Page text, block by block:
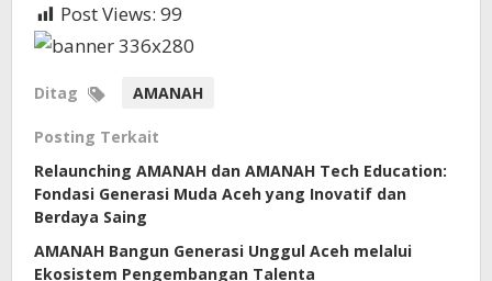
Post Views: 99
Ditag AMANAH
Posting Terkait
Relaunching AMANAH dan AMANAH Tech Education:
Fondasi Generasi Muda Aceh yang Inovatif dan
Berdaya Saing
AMANAH Bangun Generasi Unggul Aceh melalui
Ekosistem Pengembangan Talenta